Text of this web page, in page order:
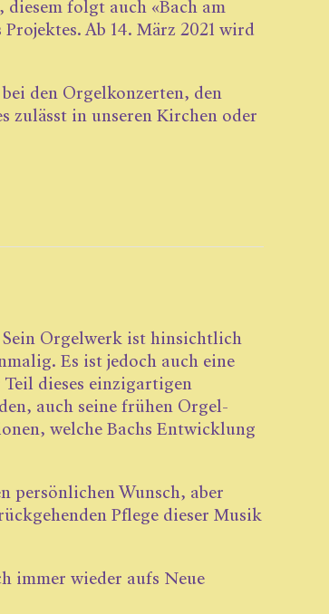
folgt auch «Bach am
Ab 14. März 2021 wird
den Orgelkonzerten, den
zulässt in unseren Kirchen oder
Orgel­werk ist hinsichtlich
Es ist jedoch auch eine
dieses ­einzigartigen
auch seine frühen Orgel­
welche Bachs Entwicklung
persönlichen Wunsch, aber
Pflege dieser Musik
immer wieder aufs Neue